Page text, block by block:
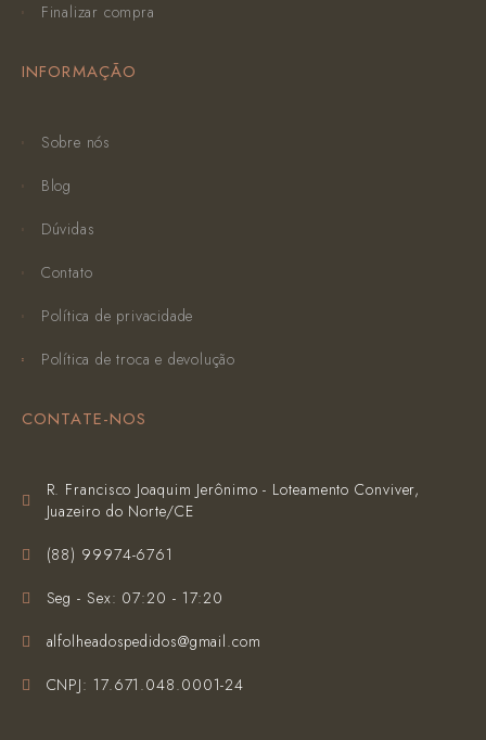
Finalizar compra
INFORMAÇÃO
Sobre nós
Blog
Dúvidas
Contato
Política de privacidade
Política de troca e devolução
CONTATE-NOS
R. Francisco Joaquim Jerônimo - Loteamento Conviver,
Juazeiro do Norte/CE
(‪88) 99974-6761‬
Seg - Sex: 07:20 - 17:20
alfolheadospedidos@gmail.com
CNPJ: 17.671.048.0001-24